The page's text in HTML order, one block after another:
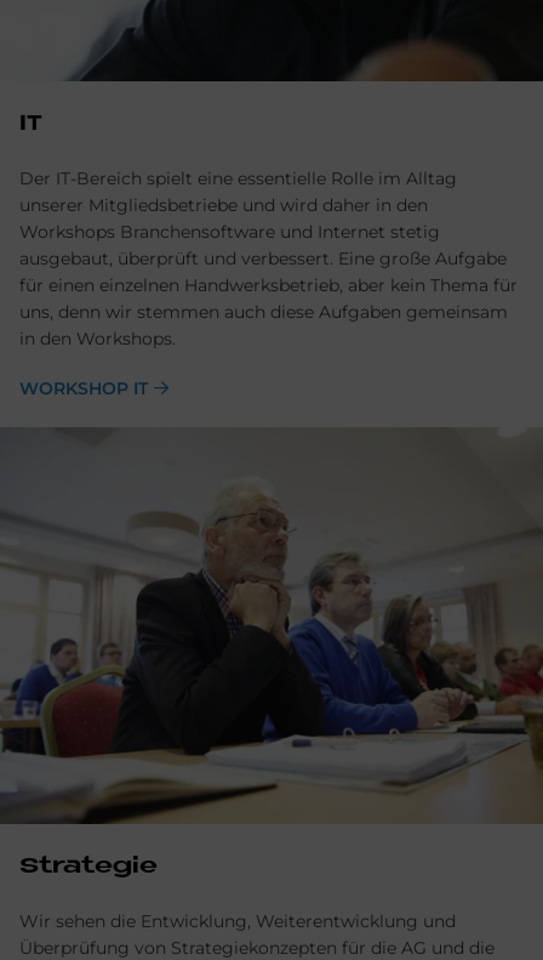
IT
Der IT-Bereich spielt eine essentielle Rolle im Alltag
unserer Mitgliedsbetriebe und wird daher in den
Workshops Branchensoftware und Internet stetig
ausgebaut, überprüft und verbessert. Eine große Aufgabe
für einen einzelnen Handwerksbetrieb, aber kein Thema für
uns, denn wir stemmen auch diese Aufgaben gemeinsam
in den Workshops.
WORKSHOP IT
Strategie
Wir sehen die Entwicklung, Weiterentwicklung und
Überprüfung von Strategiekonzepten für die AG und die